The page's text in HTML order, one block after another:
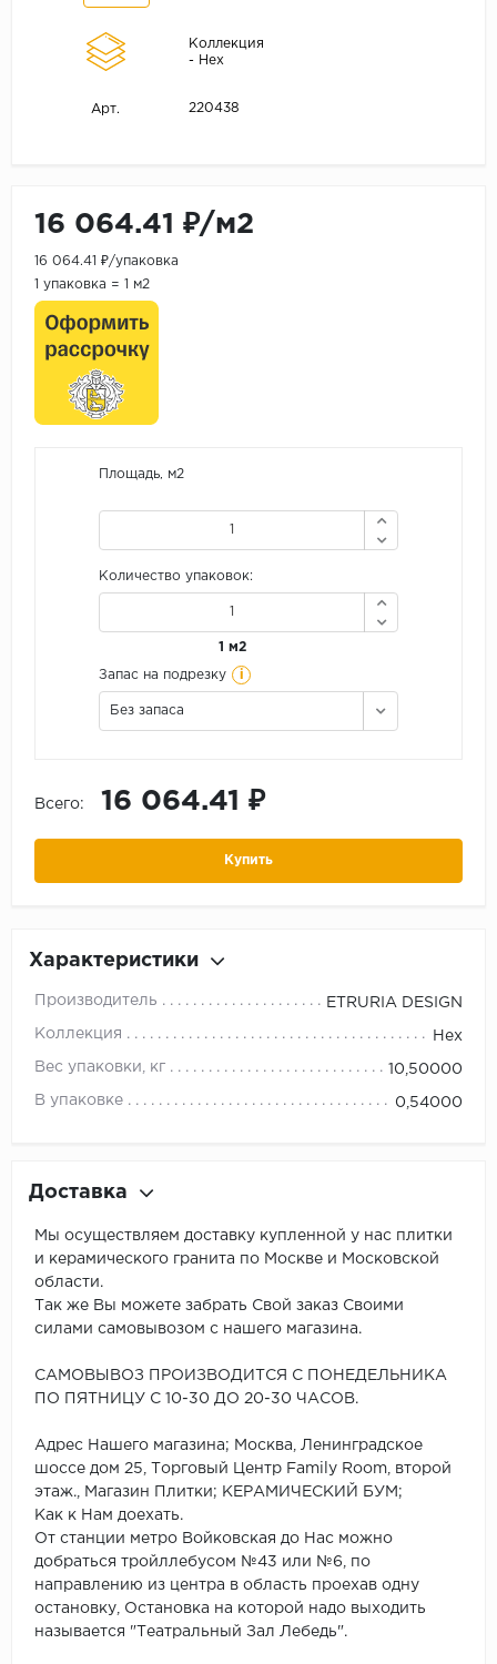
Коллекция
- Hex
Арт. 220438
16 064.41 ₽/м2
16 064.41 ₽/упаковка
1 упаковка = 1 м2
Площадь, м2
Количество упаковок:
1 м2
Запас на подрезку i
Без запаса
Всего: 16 064.41 ₽
Купить
Характеристики
Производитель ETRURIA DESIGN
Коллекция Hex
Вес упаковки, кг 10,50000
В упаковке 0,54000
Доставка
Мы осуществляем доставку купленной у нас плитки
и керамического гранита по Москве и Московской
области.
Так же Вы можете забрать Свой заказ Своими
силами самовывозом с нашего магазина.
САМОВЫВОЗ ПРОИЗВОДИТСЯ С ПОНЕДЕЛЬНИКА
ПО ПЯТНИЦУ С 10-30 ДО 20-30 ЧАСОВ.
Адрес Нашего магазина; Москва, Ленинградское
шоссе дом 25, Торговый Центр Family Room, второй
этаж., Магазин Плитки; КЕРАМИЧЕСКИЙ БУМ;
Как к Нам доехать.
От станции метро Войковская до Нас можно
добраться тройллебусом №43 или №6, по
направлению из центра в область проехав одну
остановку, Остановка на которой надо выходить
называется "Театральный Зал Лебедь".